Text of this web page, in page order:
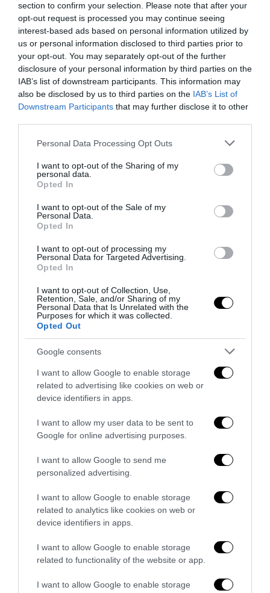
section to confirm your selection. Please note that after your
opt-out request is processed you may continue seeing
interest-based ads based on personal information utilized by
us or personal information disclosed to third parties prior to
your opt-out. You may separately opt-out of the further
disclosure of your personal information by third parties on the
IAB’s list of downstream participants. This information may
also be disclosed by us to third parties on the IAB’s List of
Downstream Participants that may further disclose it to other
Please note that this website/app uses one or more Google
not limited to your visit or usage behaviour. You may click to
grant or deny consent to Google and its third-party tags to
use your data for below specified purposes in below Google
consent section.
Personal Data Processing Opt Outs
I want to opt-out of the Sharing of my
personal data.
Opted In
I want to opt-out of the Sale of my
Personal Data.
Opted In
I want to opt-out of processing my
Personal Data for Targeted Advertising.
Opted In
I want to opt-out of Collection, Use,
Retention, Sale, and/or Sharing of my
Personal Data that Is Unrelated with the
Purposes for which it was collected.
Opted Out
Google consents
I want to allow Google to enable storage
related to advertising like cookies on web or
device identifiers in apps.
I want to allow my user data to be sent to
Google for online advertising purposes.
I want to allow Google to send me
personalized advertising.
I want to allow Google to enable storage
related to analytics like cookies on web or
device identifiers in apps.
I want to allow Google to enable storage
related to functionality of the website or app.
I want to allow Google to enable storage
Bonaccini e il mito delle barricate di Parma: quando
Remigrazione, il Copasir riconosce all’antifascismo il
La Camera boccia il patentino antifascista per parlare a
5 Agosto 2026